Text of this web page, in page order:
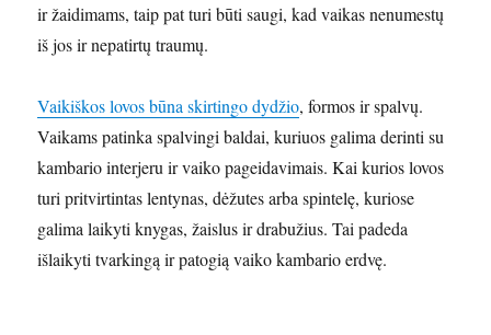
ir žaidimams, taip pat turi būti saugi, kad vaikas nenumestų
iš jos ir nepatirtų traumų.
Vaikiškos lovos būna skirtingo dydžio, formos ir spalvų.
Vaikams patinka spalvingi baldai, kuriuos galima derinti su
kambario interjeru ir vaiko pageidavimais. Kai kurios lovos
turi pritvirtintas lentynas, dėžutes arba spintelę, kuriose
galima laikyti knygas, žaislus ir drabužius. Tai padeda
išlaikyti tvarkingą ir patogią vaiko kambario erdvę.